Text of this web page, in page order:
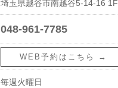
埼玉県越谷市南越谷5-14-16 1F
048-961-7785
WEB予約はこちら →
毎週火曜日